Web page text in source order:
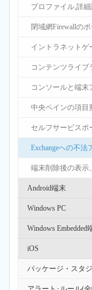
プロファイル,詳
閉域網Firewallの
イントラネットゲ
コンテンツライブ
コンソールと端末
中央ペインの項目
セルフサービスポ
Exchangeへの不法
端末削除後の表示
Android端末
Windows PC
Windows Embedded
iOS
パッケージ・スタ